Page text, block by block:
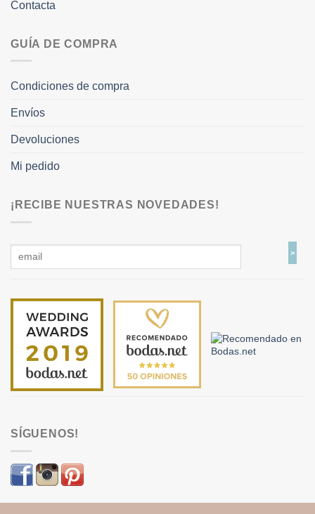
Contacta
GUÍA DE COMPRA
Condiciones de compra
Envíos
Devoluciones
Mi pedido
¡RECIBE NUESTRAS NOVEDADES!
SÍGUENOS!